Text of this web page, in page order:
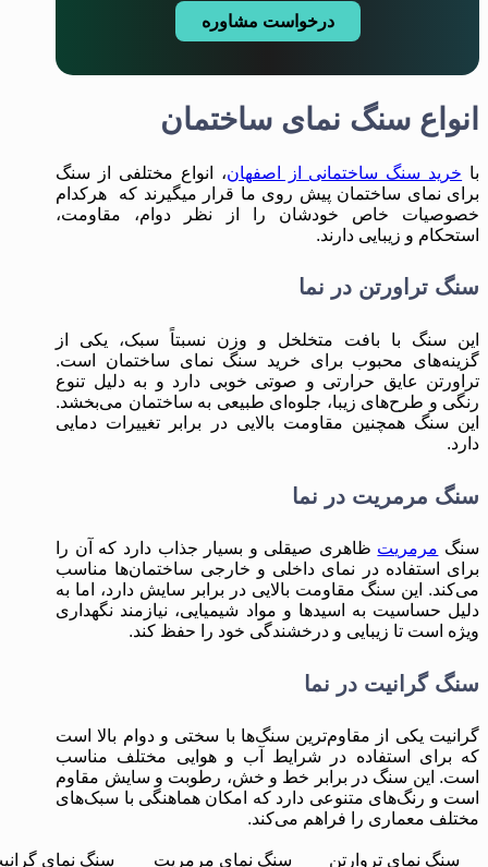
درخواست مشاوره
انواع سنگ نمای ساختمان
با خرید سنگ ساختمانی از اصفهان، انواع مختلفی از سنگ
برای نمای ساختمان پیش روی ما قرار میگیرند که هرکدام
خصوصیات خاص خودشان را از نظر دوام، مقاومت،
استحکام و زیبایی دارند.
سنگ تراورتن در نما
این سنگ با بافت متخلخل و وزن نسبتاً سبک، یکی از
گزینه‌های محبوب برای خرید سنگ نمای ساختمان است.
تراورتن عایق حرارتی و صوتی خوبی دارد و به دلیل تنوع
رنگی و طرح‌های زیبا، جلوه‌ای طبیعی به ساختمان می‌بخشد.
این سنگ همچنین مقاومت بالایی در برابر تغییرات دمایی
دارد.
سنگ مرمریت در نما
سنگ مرمریت ظاهری صیقلی و بسیار جذاب دارد که آن را
برای استفاده در نمای داخلی و خارجی ساختمان‌ها مناسب
می‌کند. این سنگ مقاومت بالایی در برابر سایش دارد، اما به
دلیل حساسیت به اسیدها و مواد شیمیایی، نیازمند نگهداری
ویژه است تا زیبایی و درخشندگی خود را حفظ کند.
سنگ گرانیت در نما
گرانیت یکی از مقاوم‌ترین سنگ‌ها با سختی و دوام بالا است
که برای استفاده در شرایط آب و هوایی مختلف مناسب
است. این سنگ در برابر خط ‌و خش، رطوبت و سایش مقاوم
است و رنگ‌های متنوعی دارد که امکان هماهنگی با سبک‌های
مختلف معماری را فراهم می‌کند.
سنگ نمای تروارتن سنگ نمای مرمریت سنگ نمای